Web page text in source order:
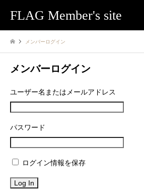
FLAG Member's site
メンバーログイン
メンバーログイン
ユーザー名またはメールアドレス
パスワード
ログイン情報を保存